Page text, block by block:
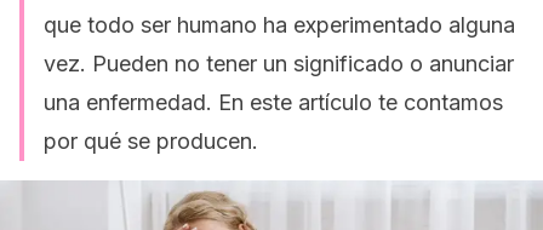
que todo ser humano ha experimentado alguna
vez. Pueden no tener un significado o anunciar
una enfermedad. En este artículo te contamos
por qué se producen.